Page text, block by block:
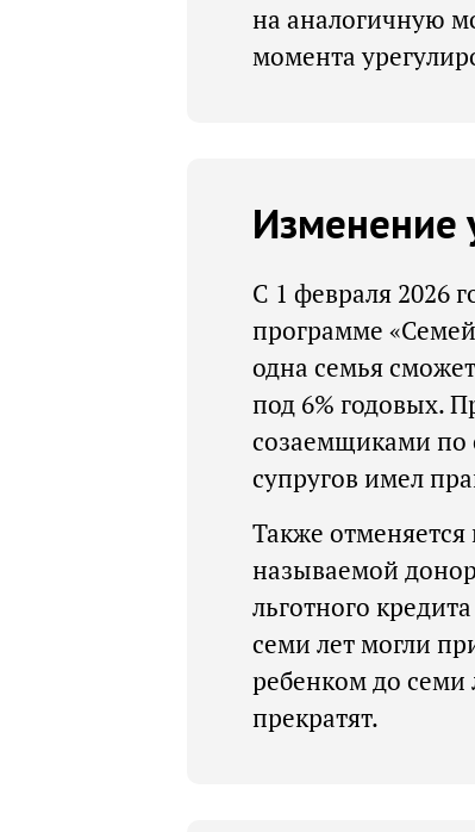
на аналогичную
момента
Изменение
С 1 февраля 2026
программе
одна семья
под 6% годовых.
созаемщиками по
супругов имел
Также
называемой
льготного
семи лет могли
ребенком до семи
прекратят.